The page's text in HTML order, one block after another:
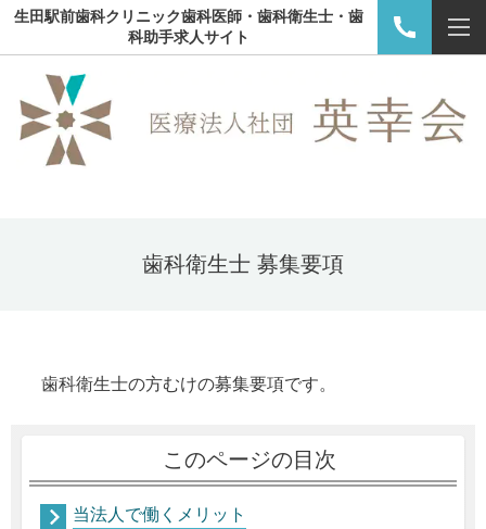
生田駅前歯科クリニック歯科医師・歯科衛生士・歯
科助手求人サイト
歯科衛生士 募集要項
歯科衛生士の方むけの募集要項です。
このページの目次
当法人で働くメリット